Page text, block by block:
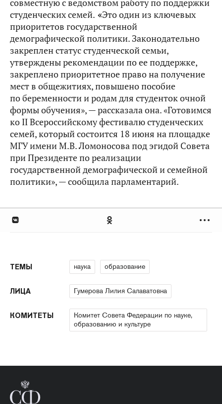
совместную с ведомством работу по поддержки
студенческих семей. «Это один из ключевых
приоритетов государственной
демографической политики. Законодательно
закреплен статус студенческой семьи,
утверждены рекомендации по ее поддержке,
закреплено приоритетное право на получение
мест в общежитиях, повышено пособие
по беременности и родам для студенток очной
формы обучения», — рассказала она. «Готовимся
ко II Всероссийскому фестивалю студенческих
семей, который состоится 18 июня на площадке
МГУ имени М.В. Ломоносова под эгидой Совета
при Президенте по реализации
государственной демографической и семейной
политики», — сообщила парламентарий.
ТЕМЫ наука образование
ЛИЦА Гумерова Лилия Салаватовна
КОМИТЕТЫ
Комитет Совета Федерации по науке,
образованию и культуре